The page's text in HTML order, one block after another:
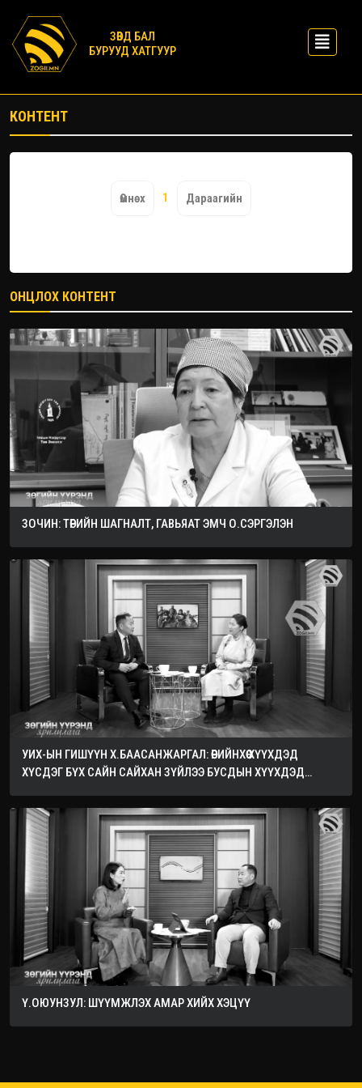
ЗӨВД БАЛ
БУРУУД ХАТГУУР
КОНТЕНТ
Өмнөх 1 Дараагийн
ОНЦЛОХ КОНТЕНТ
ЗОЧИН: ТӨРИЙН ШАГНАЛТ, ГАВЬЯАТ ЭМЧ О.СЭРГЭЛЭН
УИХ-ЫН ГИШҮҮН Х.БААСАНЖАРГАЛ: ӨӨРИЙНХӨӨ ХҮҮХДЭД
ХҮСДЭГ БҮХ САЙН САЙХАН ЗҮЙЛЭЭ БУСДЫН ХҮҮХДЭД
Ү.ОЮУНЗУЛ: ШҮҮМЖЛЭХ АМАР ХИЙХ ХЭЦҮҮ